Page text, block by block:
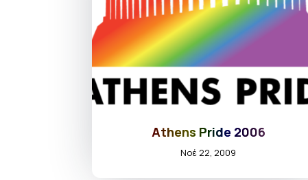
Athens Pride 2006
Νοέ 22, 2009